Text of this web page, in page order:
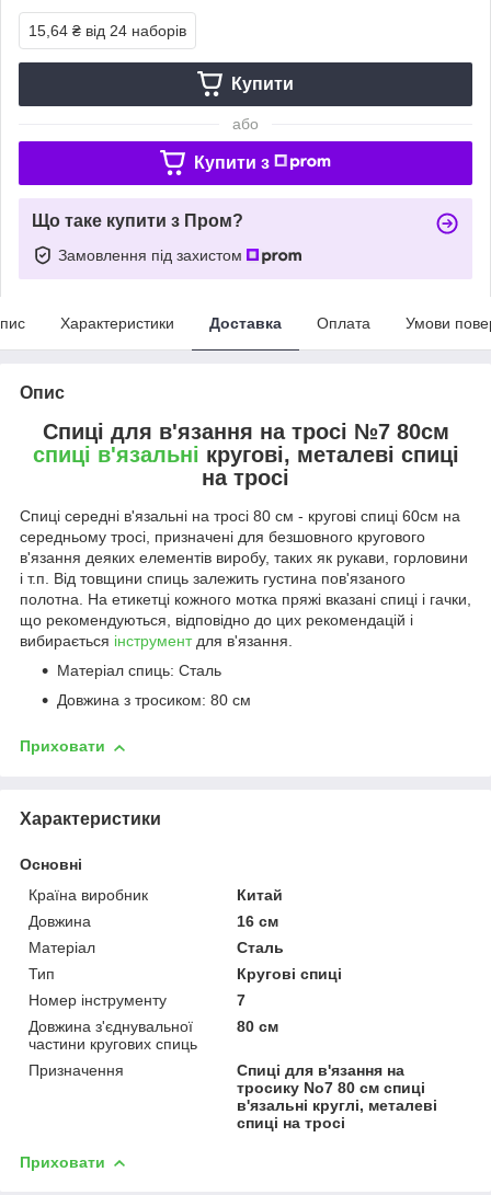
15,64 ₴ від 24 наборів
Купити
або
Купити з
Що таке купити з Пром?
Замовлення під захистом
Характеристики Доставка Оплата Умови
Опис
Спиці для в'язання на тросі №7 80см
спиці в'язальні кругові, металеві спиці
на тросі
Спиці середні в'язальні на тросі 80 см - кругові спиці 60см на
середньому тросі, призначені для безшовного кругового
в'язання деяких елементів виробу, таких як рукави, горловини
і т.п. Від товщини спиць залежить густина пов'язаного
полотна. На етикетці кожного мотка пряжі вказані спиці і гачки,
що рекомендуються, відповідно до цих рекомендацій і
вибирається інструментдля в'язання.
Матеріал спиць: Сталь
Довжина з тросиком: 80 см
Приховати
Характеристики
Основні
Країна виробник
Китай
Довжина
16 см
Матеріал
Сталь
Тип
Кругові спиці
Номер інструменту
7
Довжина з'єднувальної
частини кругових спиць
80 см
Призначення
Спиці для в'язання на
тросику No7 80 см спиці
в'язальні круглі, металеві
спиці на тросі
Приховати